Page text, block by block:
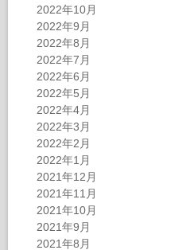
2022年10月
2022年9月
2022年8月
2022年7月
2022年6月
2022年5月
2022年4月
2022年3月
2022年2月
2022年1月
2021年12月
2021年11月
2021年10月
2021年9月
2021年8月